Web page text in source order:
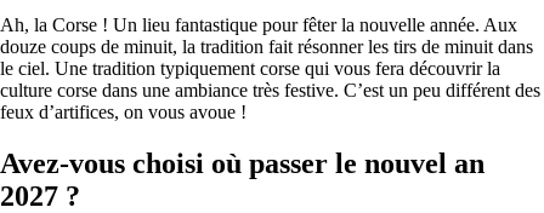
Ah, la Corse ! Un lieu fantastique pour fêter la nouvelle année. Aux
douze coups de minuit, la tradition fait résonner les tirs de minuit dans
le ciel. Une tradition typiquement corse qui vous fera découvrir la
culture corse dans une ambiance très festive. C’est un peu différent des
feux d’artifices, on vous avoue !
Avez-vous choisi où passer le nouvel an
2027 ?